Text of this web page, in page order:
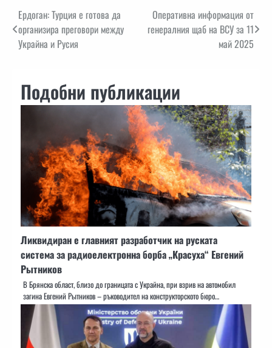
Навигация
Ердоган: Турция е готова да
организира преговори между
Украйна и Русия
Оперативна информация от
генералния щаб на ВСУ за 11
май 2025
Подобни публикации
Ликвидиран е главният разработчик на руската
система за радиоелектронна борба „Красуха“ Евгений
Рытников
В Брянска област, близо до границата с Украйна, при взрив на автомобил
загина Евгений Рытников – ръководител на конструкторското бюро…